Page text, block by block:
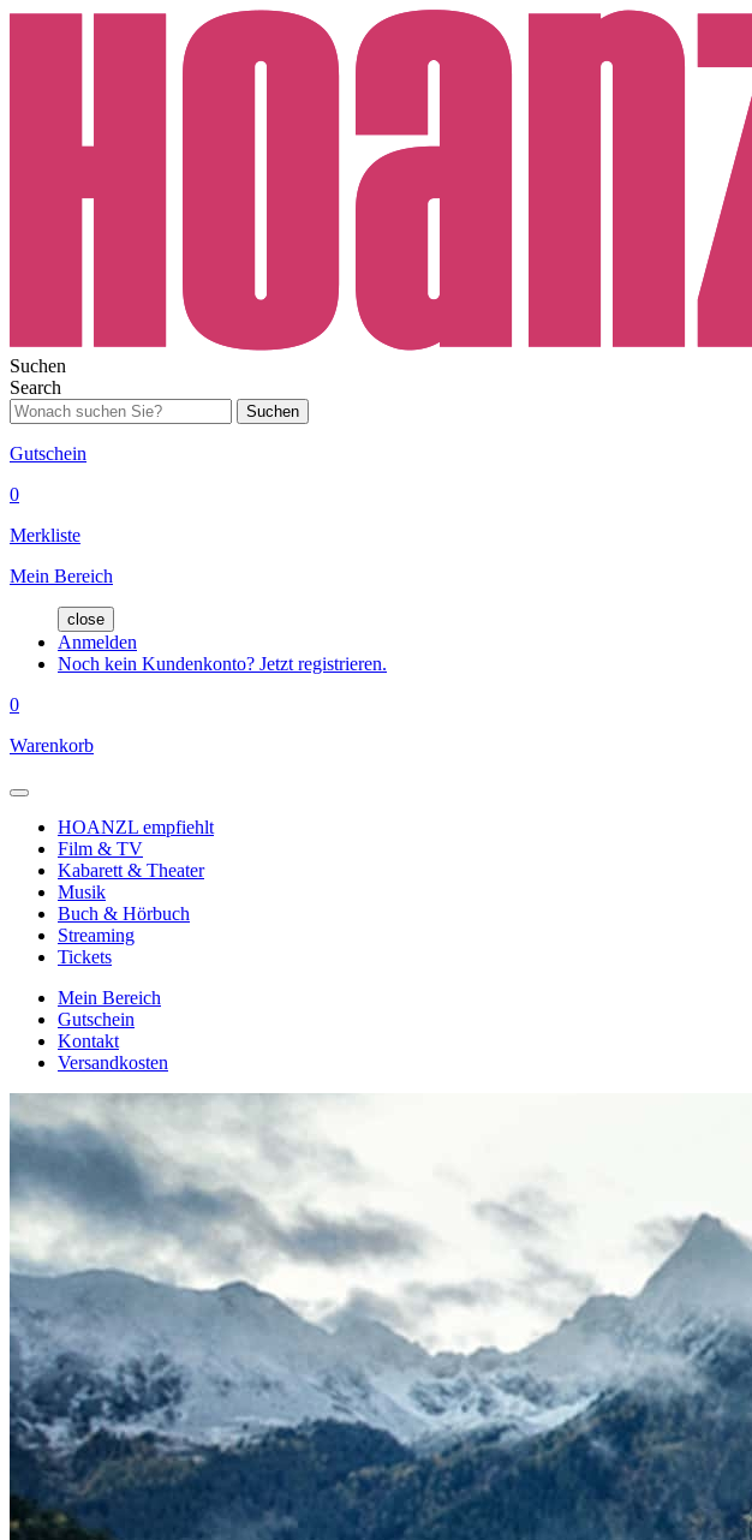
Suchen
Search
Suchen
Gutschein
0
Merkliste
Mein Bereich
close
Anmelden
Noch kein Kundenkonto? Jetzt registrieren.
0
Warenkorb
HOANZL empfiehlt
Film & TV
Kabarett & Theater
Musik
Buch & Hörbuch
Streaming
Tickets
Mein Bereich
Gutschein
Kontakt
Versandkosten